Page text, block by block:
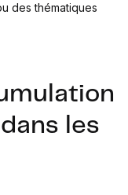
des thématiques
les